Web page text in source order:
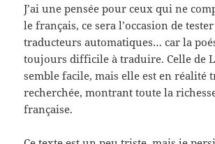
J’ai une pensée pour ceux qui ne
le français, ce sera l’occasion de
traducteurs automatiques… car la
toujours difficile à traduire. Celle de
semble facile, mais elle est en réalité
recherchée, montrant toute la
française.